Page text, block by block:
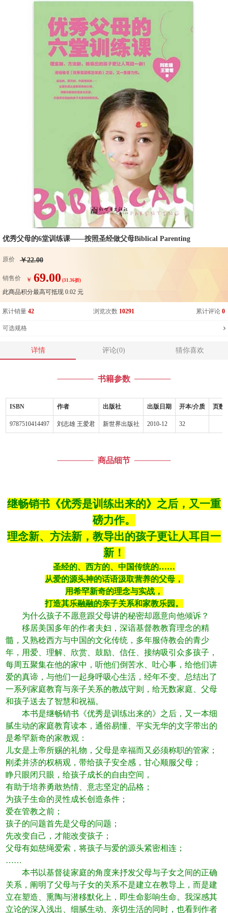
优秀父母的6堂训练课——按照圣经做父母Biblical Parenting
原价 ￥22.00
销售价 ￥ 69.00 (31.36折)
此商品积分最高可抵现 0.02 元
累计销量 42 浏览次数 10291 累计评论 0
可选规格
详情 评论(0) 猜你喜欢
书籍参数
ISBN 作者 出版社 出版日期 开本/介质 页数/
9787510414497 刘志雄 王爱君 新世界出版社 2010-12 32
商品细节
继畅销书《优秀是训练出来的》之后，又一重
磅力作。
理念新、方法新，教导出的孩子更让人耳目一
新！
圣经的、西方的、中国传统的……
从爱的源头神的话语汲取营养的父母，
用希罕新奇的理念与实战，
打造其乐融融的亲子关系和家教乐园。
为什么孩子不愿意跟父母讲的秘密却愿意向他倾诉？
移居美国多年的作者夫妇，深谙基督教教育理念的精
髓，又熟稔西方与中国的文化传统，多年服侍教会的青少
年，用爱、理解、欣赏、鼓励、信任、接纳吸引众多孩子，
每周五聚集在他的家中，听他们倒苦水、吐心事，给他们讲
爱的真谛，与他们一起身呼吸心生活，经年不变。总结出了
一系列家庭教育与亲子关系的教战守则，给无数家庭、父母
和孩子送去了智慧和祝福。
本书是继畅销书《优秀是训练出来的》之后，又一本细
腻生动的家庭教育读本，通俗易懂、平实无华的文字带出的
是希罕新奇的家教观：
儿女是上帝所赐的礼物，父母是幸福而又必须称职的管家；
刚柔并济的权柄观，带给孩子安全感，甘心顺服父母；
睁只眼闭只眼，给孩子成长的自由空间，
有助于培养勇敢热情、意志坚定的品格；
为孩子生命的灵性成长创造条件；
爱在管教之前；
孩子的问题首先是父母的问题；
先改变自己，才能改变孩子；
父母有如慈绳爱索，将孩子与爱的源头紧密相连；
……
本书以基督徒家庭的角度来抒发父母与子女之间的正确
关系，阐明了父母与子女的关系不是建立在教导上，而是建
立在塑造、熏陶与潜移默化上，即生命影响生命。我深感其
立论的深入浅出、细腻生动、亲切生活的同时，也看到作者